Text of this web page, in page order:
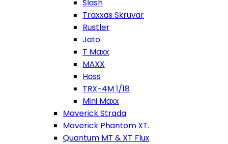
Slash
Traxxas Skruvar
Rustler
Jato
T Maxx
MAXX
Hoss
TRX-4M 1/18
Mini Maxx
Maverick Strada
Maverick Phantom XT.
Quantum MT & XT Flux